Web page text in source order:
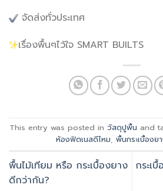
จัดส่งทั่วประเทศ
เรื่องพื้นๆไว้ใจ SMART BUILTS
This entry was posted in วัสดุปูพื้น and
ห้องฟิตเนสดีไหม, พื้นกระเบื้อง
พื้นไม้เทียม หรือ กระเบื้องยาง
ดีกว่ากัน?
กระเ